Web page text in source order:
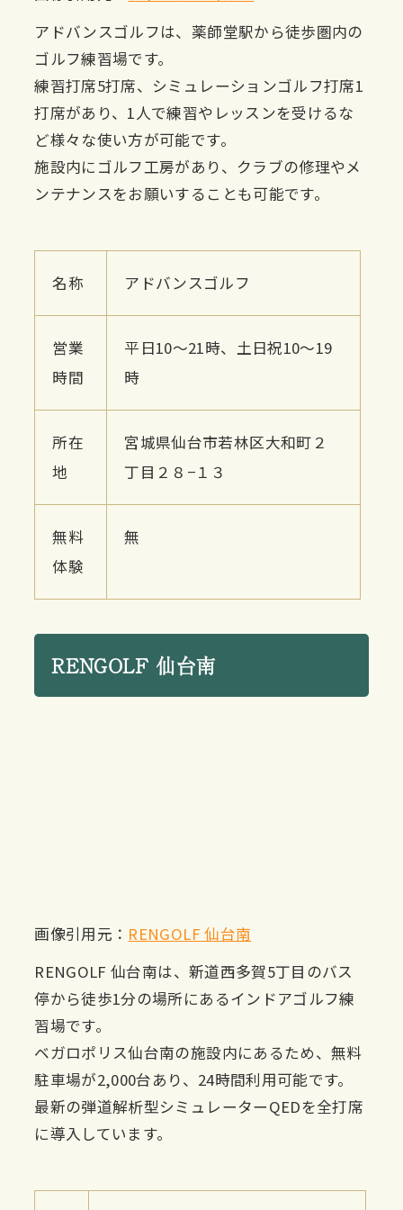
アドバンスゴルフは、薬師堂駅から徒歩圏内の
ゴルフ練習場です。
練習打席5打席、シミュレーションゴルフ打席1
打席があり、1人で練習やレッスンを受けるな
ど様々な使い方が可能です。
施設内にゴルフ工房があり、クラブの修理やメ
ンテナンスをお願いすることも可能です。
名称 アドバンスゴルフ
営業
時間
平日10〜21時、土日祝10〜19
時
所在
地
宮城県仙台市若林区大和町２
丁目２８−１３
無料
体験
無
RENGOLF 仙台南
画像引用元： RENGOLF 仙台南
RENGOLF 仙台南は、新道西多賀5丁目のバス
停から徒歩1分の場所にあるインドアゴルフ練
習場です。
ベガロポリス仙台南の施設内にあるため、無料
駐車場が2,000台あり、24時間利用可能です。
最新の弾道解析型シミュレーターQEDを全打席
に導入しています。